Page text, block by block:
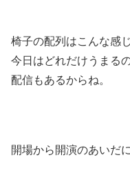
椅子の配列はこんな感じ
今日はどれだけうまる
配信もあるからね。
開場から開演のあいだ